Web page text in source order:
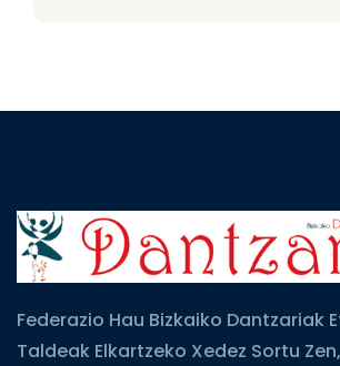
Federazio Hau Bizkaiko Dantzariak
Taldeak Elkartzeko Xedez Sortu